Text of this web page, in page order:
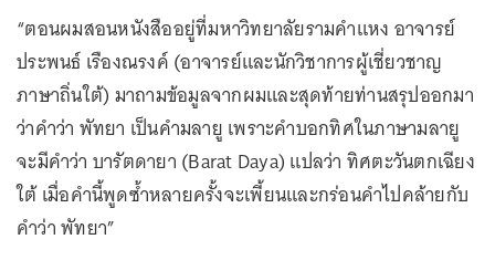
“ตอนผมสอนหนังสืออยู่ที่มหาวิทยาลัยรามคำแหง อาจารย์
ประพนธ์ เรืองณรงค์ (อาจารย์และนักวิชาการผู้เชี่ยวชาญ
ภาษาถิ่นใต้) มาถามข้อมูลจากผมและสุดท้ายท่านสรุปออกมา
ว่าคำว่า พัทยา เป็นคำมลายู เพราะคำบอกทิศในภาษามลายู
จะมีคำว่า บารัตดายา (Barat Daya) แปลว่า ทิศตะวันตกเฉียง
ใต้ เมื่อคำนี้พูดซ้ำหลายครั้งจะเพี้ยนและกร่อนคำไปคล้ายกับ
คำว่า พัทยา”